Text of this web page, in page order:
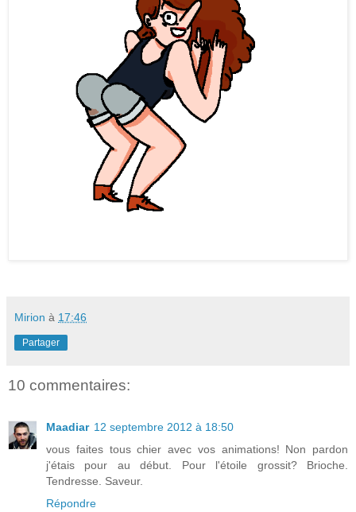
Mirion à 17:46
Partager
10 commentaires:
Maadiar 12 septembre 2012 à 18:50
vous faites tous chier avec vos animations! Non pardon
j'étais pour au début. Pour l'étoile grossit? Brioche.
Tendresse. Saveur.
Répondre